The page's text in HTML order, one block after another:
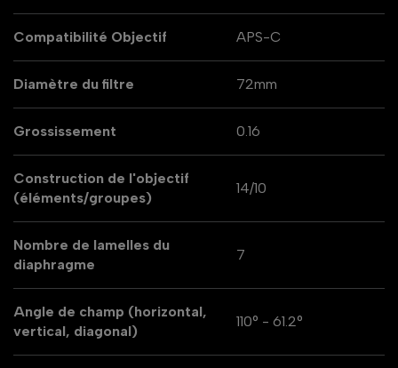
Compatibilité Objectif APS-C
Diamètre du filtre 72mm
Grossissement 0.16
Construction de l'objectif
(éléments/groupes)
14/10
Nombre de lamelles du
diaphragme
7
Angle de champ (horizontal,
vertical, diagonal)
110° - 61.2°